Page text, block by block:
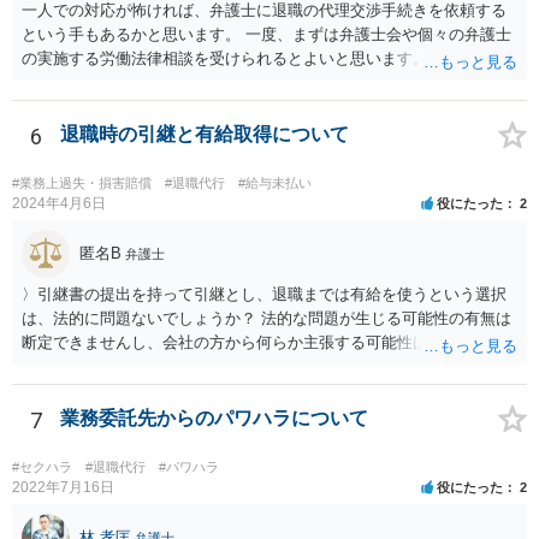
一人での対応が怖ければ、弁護士に退職の代理交渉手続きを依頼する
という手もあるかと思います。 一度、まずは弁護士会や個々の弁護士
の実施する労働法律相談を受けられるとよいと思います。
6 退職時の引継と有給取得について
#業務上過失・損害賠償 #退職代行 #給与未払い
2024年4月6日 役にたった 2
匿名B 弁護士
〉引継書の提出を持って引継とし、退職までは有給を使うという選択
は、法的に問題ないでしょうか？ 法的な問題が生じる可能性の有無は
断定できませんし、会社の方から何らか主張する可能性はあります。
ん。 それよりも、書いておられる事情がある場合は、いつ、どのよう
な方法で、退職の意思及び退職日まで全日有給休暇を使用することを
代行の利用などもご検討なさってください。
7 業務委託先からのパワハラについて
#セクハラ #退職代行 #パワハラ
2022年7月16日 役にたった 2